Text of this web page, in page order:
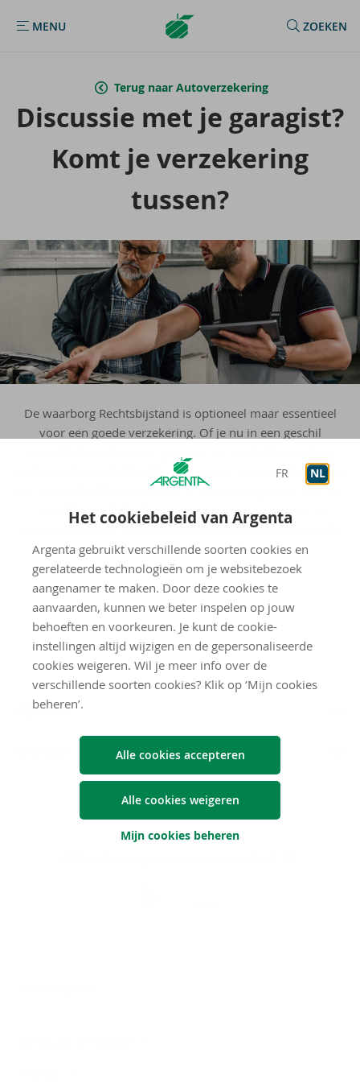
FR NL
Het cookiebeleid van Argenta
Argenta gebruikt verschillende soorten cookies en
gerelateerde technologieën om je websitebezoek
aangenamer te maken. Door deze cookies te
aanvaarden, kunnen we beter inspelen op jouw
behoeften en voorkeuren. Je kunt de cookie-
instellingen altijd wijzigen en de gepersonaliseerde
cookies weigeren. Wil je meer info over de
verschillende soorten cookies? Klik op ‘Mijn cookies
beheren’.
Alle cookies accepteren
Alle cookies weigeren
Mijn cookies beheren
MENU
MENU
Argenta
Homepage
ZOEKEN
Terug naar Autoverzekering
Dis­cus­sie met je ga­ra­gist?
Komt je ver­ze­ke­ring
tus­sen?
De waarborg Rechtsbijstand is optioneel maar essentieel
voor een goede verzekering. Of je nu in een geschil
verkeerde brandstof heeft gebruikt, een carwash die schade
aan je auto heeft veroorzaakt, of een keuring die je auto ten
onrechte heeft afgekeurd, met deze waarborg kun je
aanspraak maken op juridische bijstand voor contractuele
en administratieve geschillen.
Algemeen
Argenta